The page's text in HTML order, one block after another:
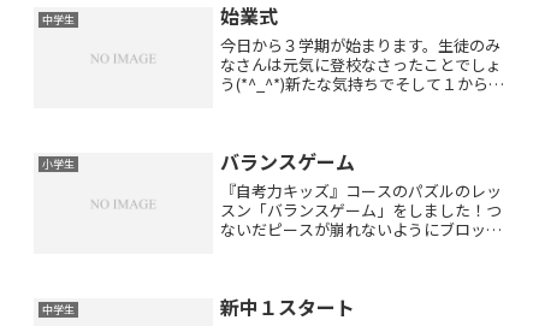
てくださいね！２学期から...
中学生 始業式
今日から３学期が始まります。生徒のみ
なさんは元気に登校なさったことでしょ
う(*^_^*)新たな気持ちでそして１から始
小学生 バランスゲーム
『自考力キッズ』コースのパズルのレッ
スン「バランスゲーム」をしました！つ
ないだピースが崩れないようにブロック
さんたちはとっても集中し...
中学生 新中１スタート